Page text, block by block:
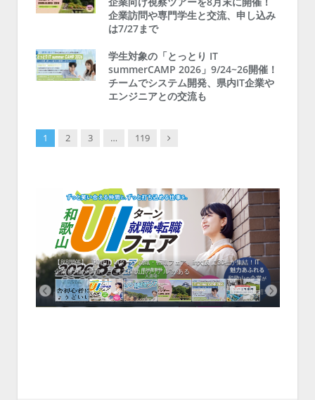
企業訪問や専門学生と交流、申し込み
は7/27まで
学生対象の「とっとり IT
summerCAMP 2026」9/24~26開催！
チームでシステム開発、県内IT企業や
エンジニアとの交流も
1 2 3 … 119 Next
【8/8開催】「和歌山 UIターン就職・転職フェア」in大阪 に30社が集結！IT
企業も5社が参加、ここに“和歌山のリアル”がある